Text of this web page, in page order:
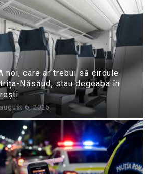
noi, care ar trebui să circule
Năsăud, stau degeaba în
august 6, 2026